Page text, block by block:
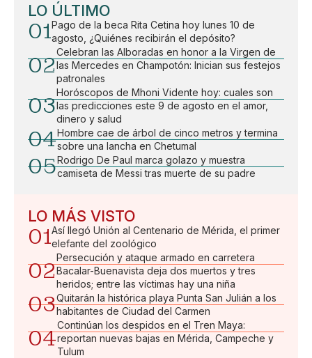
LO ÚLTIMO
01Pago de la beca Rita Cetina hoy lunes 10 de
agosto, ¿Quiénes recibirán el depósito?
02
Celebran las Alboradas en honor a la Virgen de
las Mercedes en Champotón: Inician sus festejos
patronales
03
Horóscopos de Mhoni Vidente hoy: cuales son
las predicciones este 9 de agosto en el amor,
dinero y salud
04Hombre cae de árbol de cinco metros y termina
sobre una lancha en Chetumal
05Rodrigo De Paul marca golazo y muestra
camiseta de Messi tras muerte de su padre
LO MÁS VISTO
01Así llegó Unión al Centenario de Mérida, el primer
elefante del zoológico
02
Persecución y ataque armado en carretera
Bacalar-Buenavista deja dos muertos y tres
heridos; entre las víctimas hay una niña
03Quitarán la histórica playa Punta San Julián a los
habitantes de Ciudad del Carmen
04
Continúan los despidos en el Tren Maya:
reportan nuevas bajas en Mérida, Campeche y
Tulum